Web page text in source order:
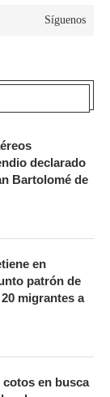
Síguenos
declarado
Bartolomé de
en
patrón de
migrantes a
en busca